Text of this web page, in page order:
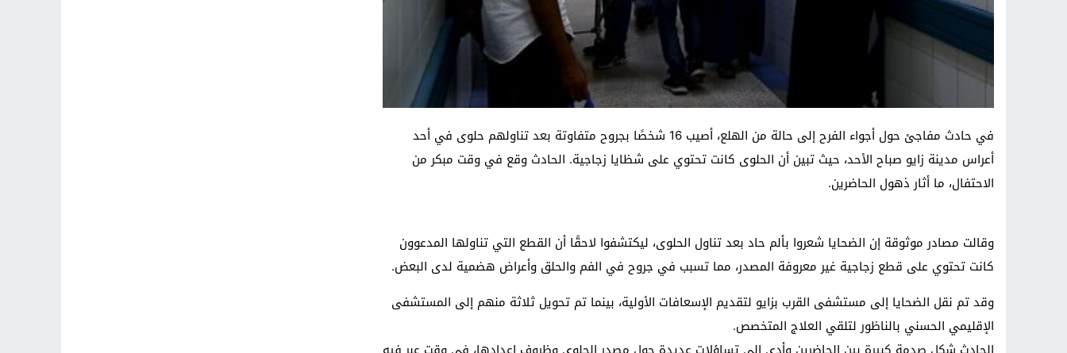
في حادث مفاجئ حول أجواء الفرح إلى حالة من الهلع، أصيب 16 شخصًا بجروح متفاوتة بعد تناولهم حلوى في أحد
أعراس مدينة زايو صباح الأحد، حيث تبين أن الحلوى كانت تحتوي على شظايا زجاجية. الحادث وقع في وقت مبكر من
الاحتفال، ما أثار ذهول الحاضرين.
وقالت مصادر موثوقة إن الضحايا شعروا بألم حاد بعد تناول الحلوى، ليكتشفوا لاحقًا أن القطع التي تناولها المدعوون
كانت تحتوي على قطع زجاجية غير معروفة المصدر، مما تسبب في جروح في الفم والحلق وأعراض هضمية لدى البعض.
وقد تم نقل الضحايا إلى مستشفى القرب بزايو لتقديم الإسعافات الأولية، بينما تم تحويل ثلاثة منهم إلى المستشفى
الإقليمي الحسني بالناظور لتلقي العلاج المتخصص.